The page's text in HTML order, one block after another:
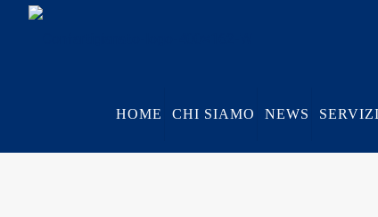
HOME CHI SIAMO NEWS SERVIZI